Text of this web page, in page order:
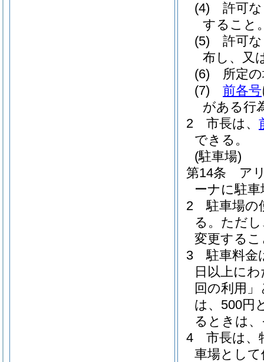
(4)
許可
すること
(5)
許可
布し、又
(6)
所定
(7)
前各号
がある行
2
市長は、
できる。
(駐車場)
第14条
ア
ーナに駐
2
駐車場の
る。 ただ
変更する
3
駐車料金
日以上に
回の利用
は、500円
るときは
4
市長は、
車場とし